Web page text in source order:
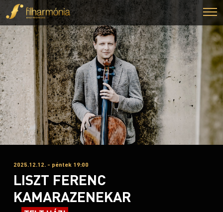
2025.12.12. - péntek 19:00
LISZT FERENC
KAMARAZENEKAR